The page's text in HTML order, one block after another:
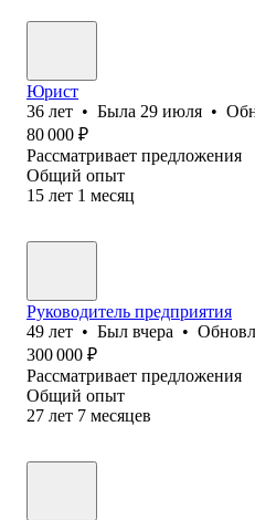
Юрист
36 лет • Была 29 июля •
80 000 ₽
Рассматривает предложения
Общий опыт
15 лет 1 месяц
Руководитель предприятия
49 лет • Был вчера •
300 000 ₽
Рассматривает предложения
Общий опыт
27 лет 7 месяцев